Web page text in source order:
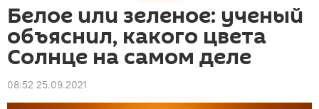
Белое или зеленое: ученый
объяснил, какого цвета
Солнце на самом деле
08:52 25.09.2021